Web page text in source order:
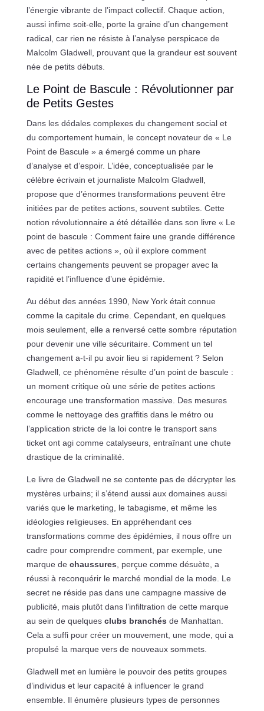
l’énergie vibrante de l’impact collectif. Chaque action,
aussi infime soit-elle, porte la graine d’un changement
radical, car rien ne résiste à l’analyse perspicace de
Malcolm Gladwell, prouvant que la grandeur est souvent
née de petits débuts.
Le Point de Bascule : Révolutionner par
de Petits Gestes
Dans les dédales complexes du changement social et
du comportement humain, le concept novateur de « Le
Point de Bascule » a émergé comme un phare
d’analyse et d’espoir. L’idée, conceptualisée par le
célèbre écrivain et journaliste Malcolm Gladwell,
propose que d’énormes transformations peuvent être
initiées par de petites actions, souvent subtiles. Cette
notion révolutionnaire a été détaillée dans son livre « Le
point de bascule : Comment faire une grande différence
avec de petites actions », où il explore comment
certains changements peuvent se propager avec la
rapidité et l’influence d’une épidémie.
Au début des années 1990, New York était connue
comme la capitale du crime. Cependant, en quelques
mois seulement, elle a renversé cette sombre réputation
pour devenir une ville sécuritaire. Comment un tel
changement a-t-il pu avoir lieu si rapidement ? Selon
Gladwell, ce phénomène résulte d’un point de bascule :
un moment critique où une série de petites actions
encourage une transformation massive. Des mesures
comme le nettoyage des graffitis dans le métro ou
l’application stricte de la loi contre le transport sans
ticket ont agi comme catalyseurs, entraînant une chute
drastique de la criminalité.
Le livre de Gladwell ne se contente pas de décrypter les
mystères urbains; il s’étend aussi aux domaines aussi
variés que le marketing, le tabagisme, et même les
idéologies religieuses. En appréhendant ces
transformations comme des épidémies, il nous offre un
cadre pour comprendre comment, par exemple, une
marque de chaussures , perçue comme désuète, a
réussi à reconquérir le marché mondial de la mode. Le
secret ne réside pas dans une campagne massive de
publicité, mais plutôt dans l’infiltration de cette marque
au sein de quelques clubs branchés de Manhattan.
Cela a suffi pour créer un mouvement, une mode, qui a
propulsé la marque vers de nouveaux sommets.
Gladwell met en lumière le pouvoir des petits groupes
d’individus et leur capacité à influencer le grand
ensemble. Il énumère plusieurs types de personnes